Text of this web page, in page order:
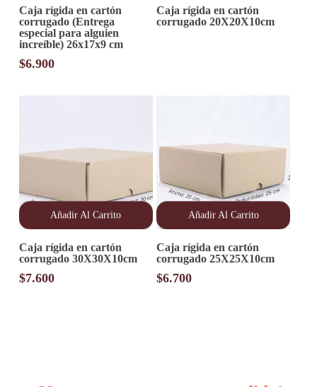
Caja rígida en cartón
corrugado (Entrega
especial para alguien
increíble) 26x17x9 cm
$6.900
Caja rígida en cartón
corrugado 20X20X10cm
Añadir Al Carrito
Caja rígida en cartón
corrugado 30X30X10cm
$7.600
Añadir Al Carrito
Caja rígida en cartón
corrugado 25X25X10cm
$6.700